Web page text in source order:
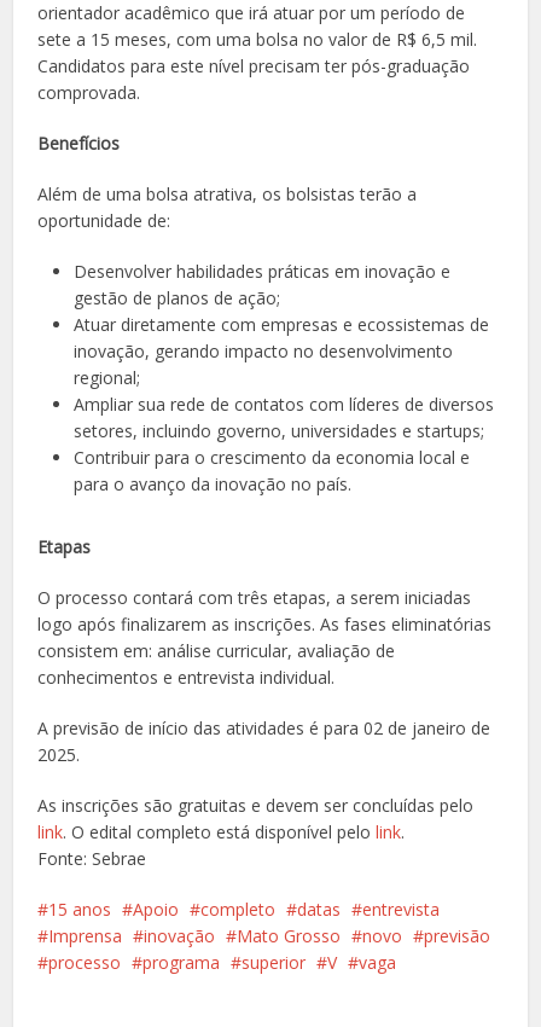
orientador acadêmico que irá atuar por um período de
sete a 15 meses, com uma bolsa no valor de R$ 6,5 mil.
Candidatos para este nível precisam ter pós-graduação
comprovada.
Benefícios
Além de uma bolsa atrativa, os bolsistas terão a
oportunidade de:
Desenvolver habilidades práticas em inovação e
gestão de planos de ação;
Atuar diretamente com empresas e ecossistemas de
inovação, gerando impacto no desenvolvimento
regional;
Ampliar sua rede de contatos com líderes de diversos
setores, incluindo governo, universidades e startups;
Contribuir para o crescimento da economia local e
para o avanço da inovação no país.
Etapas
O processo contará com três etapas, a serem iniciadas
logo após finalizarem as inscrições. As fases eliminatórias
consistem em: análise curricular, avaliação de
conhecimentos e entrevista individual.
A previsão de início das atividades é para 02 de janeiro de
2025.
As inscrições são gratuitas e devem ser concluídas pelo
link. O edital completo está disponível pelolink.
Fonte: Sebrae
15 anos Apoio completo datas
entrevista
Imprensa
inovação Mato Grosso novo
previsão
processo
programa superior V vaga